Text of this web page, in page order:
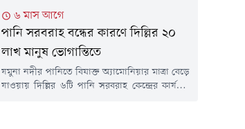
৬ মাস আগে
পানি সরবরাহ বন্ধের কারণে দিল্লির ২০
লাখ মানুষ ভোগান্তিতে
যমুনা নদীর পানিতে বিষাক্ত অ্যামোনিয়ার মাত্রা বেড়ে
যাওয়ায় দিল্লির ৬টি পানি সরবরাহ কেন্দ্রের কার্যক্রম